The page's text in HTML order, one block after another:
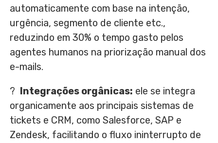
automaticamente com base na intenção,
urgência, segmento de cliente etc.,
reduzindo em 30% o tempo gasto pelos
agentes humanos na priorização manual dos
e-mails.
? Integrações orgânicas: ele se integra
organicamente aos principais sistemas de
tickets e CRM, como Salesforce, SAP e
Zendesk, facilitando o fluxo ininterrupto de